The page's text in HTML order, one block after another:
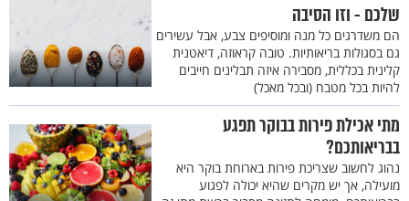
שלכם - וזו הסיבה
הם משדרגים כל מנה ומוסיפים צבע, אבל עשירים
גם בסגולות בריאותיות. טובה קראוזה, דיאטנית
קלינית בכללית, מסבירה איזה תבלינים חייבים
להיות בכל מטבח (ובכל מאכל)
מתי אכילת פירות בבוקר תפגע
בבריאותכם?
נהוג לחשוב שצריכת פירות בארוחת בוקר היא
מועילה, אך יש מקרים שהיא יכולה לפגוע